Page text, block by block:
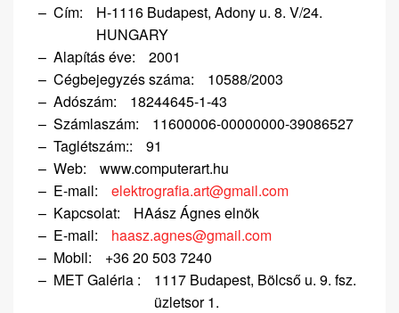
Cím:
H-1116 Budapest, Adony u. 8. V/24.
HUNGARY
Alapítás éve:
2001
Cégbejegyzés száma:
10588/2003
Adószám:
18244645-1-43
Számlaszám:
11600006-00000000-39086527
Taglétszám::
91
Web:
www.computerart.hu
E-mail:
elektrografia.art@gmail.com
Kapcsolat:
HAász Ágnes elnök
E-mail:
haasz.agnes@gmail.com
Mobil:
+36 20 503 7240
MET Galéria :
1117 Budapest, Bölcső u. 9. fsz.
üzletsor 1.